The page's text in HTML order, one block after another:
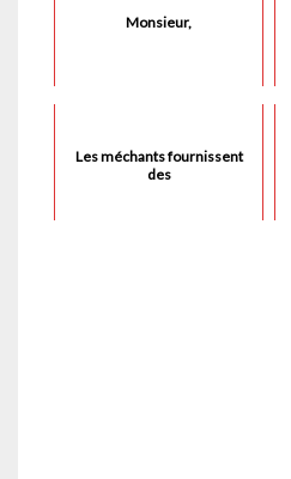
Monsieur,
Les méchants fournissent
des